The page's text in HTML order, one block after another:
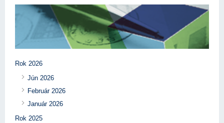
Rok 2026
Jún 2026
Február 2026
Január 2026
Rok 2025